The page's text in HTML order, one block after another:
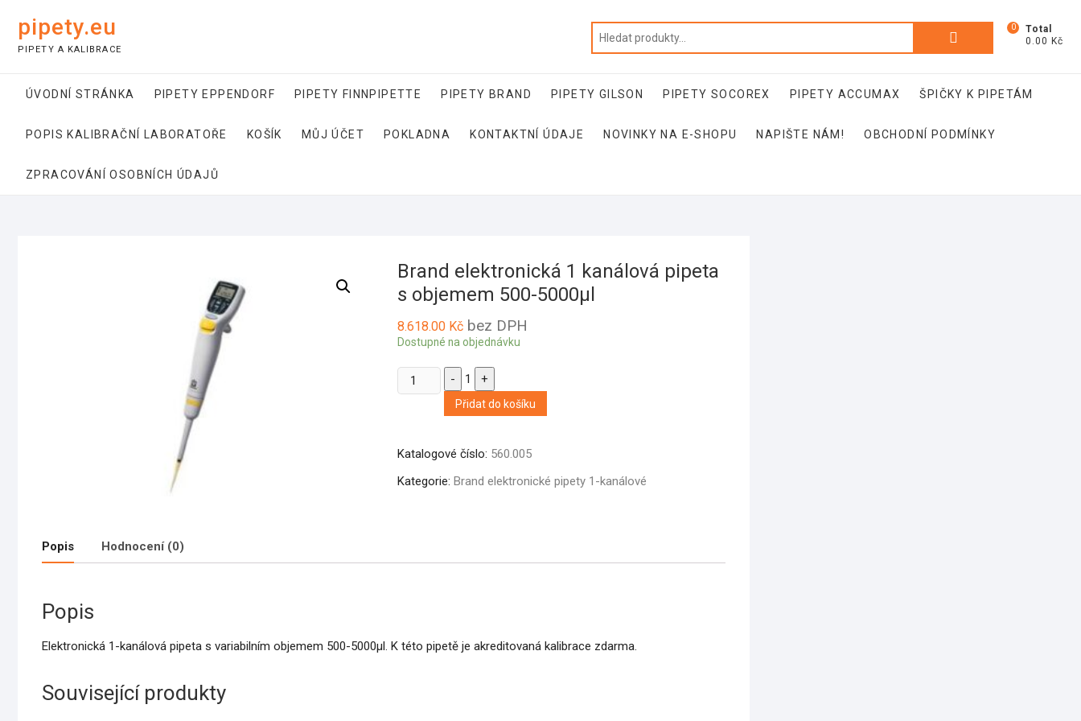
content
pipety.eu
PIPETY A KALIBRACE
0
Total
0.00 Kč
ÚVODNÍ STRÁNKA PIPETY EPPENDORF PIPETY FINNPIPETTE PIPETY BRAND PIPETY GILSON PIPETY SOCOREX PIPETY ACCUMAX ŠPIČKY K PIPETÁM
POPIS KALIBRAČNÍ LABORATOŘE KOŠÍK MŮJ ÚČET POKLADNA KONTAKTNÍ ÚDAJE NOVINKY NA E-SHOPU NAPIŠTE NÁM! OBCHODNÍ PODMÍNKY
ZPRACOVÁNÍ OSOBNÍCH ÚDAJŮ
Brand elektronická 1 kanálová pipeta
s objemem 500-5000µl
8.618.00 Kč bez DPH
Dostupné na objednávku
Quantity
- 1 +
Přidat do košíku
Katalogové číslo: 560.005
Kategorie: Brand elektronické pipety 1-kanálové
Popis Hodnocení (0)
Popis
Elektronická 1-kanálová pipeta s variabilním objemem 500-5000µl. K této pipetě je akreditovaná kalibrace zdarma.
Související produkty